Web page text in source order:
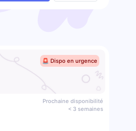
🚨 Dispo en urgence
Prochaine disponibilité
< 3 semaines